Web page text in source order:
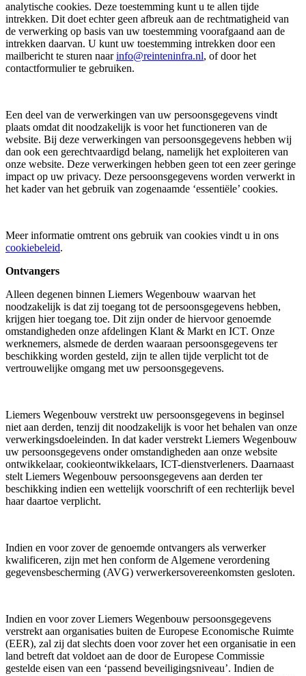
analytische cookies. Deze toestemming kunt u te allen tijde
intrekken. Dit doet echter geen afbreuk aan de rechtmatigheid van
de verwerking op basis van uw toestemming voorafgaand aan de
intrekken daarvan. U kunt uw toestemming intrekken door een
mailbericht te sturen naarinfo@reinteninfra.nl, of door het
contactformulier te gebruiken.
Een deel van de verwerkingen van uw persoonsgegevens vindt
plaats omdat dit noodzakelijk is voor het functioneren van de
website. Bij deze verwerkingen van persoonsgegevens hebben wij
dan ook een gerechtvaardigd belang, namelijk het exploiteren van
onze website. Deze verwerkingen hebben geen tot een zeer geringe
impact op uw privacy. Deze persoonsgegevens worden verwerkt in
het kader van het gebruik van zogenaamde ‘essentiële’ cookies.
Meer informatie omtrent ons gebruik van cookies vindt u in ons
cookiebeleid.
Ontvangers
Alleen degenen binnen Liemers Wegenbouw waarvan het
noodzakelijk is dat zij toegang tot de persoonsgegevens hebben,
krijgen hier toegang toe. Dit zijn onder de hiervoor genoemde
omstandigheden onze afdelingen Klant & Markt en ICT. Onze
werknemers, alsmede de derden waaraan persoonsgegevens ter
beschikking worden gesteld, zijn te allen tijde verplicht tot de
vertrouwelijke omgang met uw persoonsgegevens.
Liemers Wegenbouw verstrekt uw persoonsgegevens in beginsel
niet aan derden, tenzij dit noodzakelijk is voor het behalen van onze
verwerkingsdoeleinden. In dat kader verstrekt Liemers Wegenbouw
uw persoonsgegevens onder omstandigheden aan onze website
ontwikkelaar, cookieontwikkelaars, ICT-dienstverleners. Daarnaast
stelt Liemers Wegenbouw persoonsgegevens aan derden ter
beschikking indien een wettelijk voorschrift of een rechterlijk bevel
haar daartoe verplicht.
Indien en voor zover de genoemde ontvangers als verwerker
kwalificeren, zijn met hen conform de Algemene verordening
gegevensbescherming (AVG) verwerkersovereenkomsten gesloten.
Indien en voor zover Liemers Wegenbouw persoonsgegevens
verstrekt aan organisaties buiten de Europese Economische Ruimte
(EER), zal zij dat slechts doen voor zover het een organisatie in een
land betreft dat voldoet aan de door de Europese Commissie
gestelde eisen van een ‘passend beveiligingsniveau’. Indien de